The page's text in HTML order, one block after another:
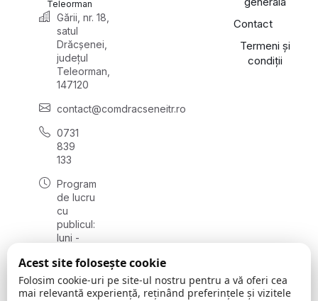
Teleorman
Gării, nr. 18,
satul
Drăcșenei,
județul
Teleorman,
147120
contact@comdracseneitr.ro
0731
839
133
Program
de lucru
cu
publicul:
luni -
08:00 -
16:00
Contact
Termeni și
condiții
Acest site folosește cookie
Folosim cookie-uri pe site-ul nostru pentru a vă oferi cea
mai relevantă experiență, reținând preferințele și vizitele